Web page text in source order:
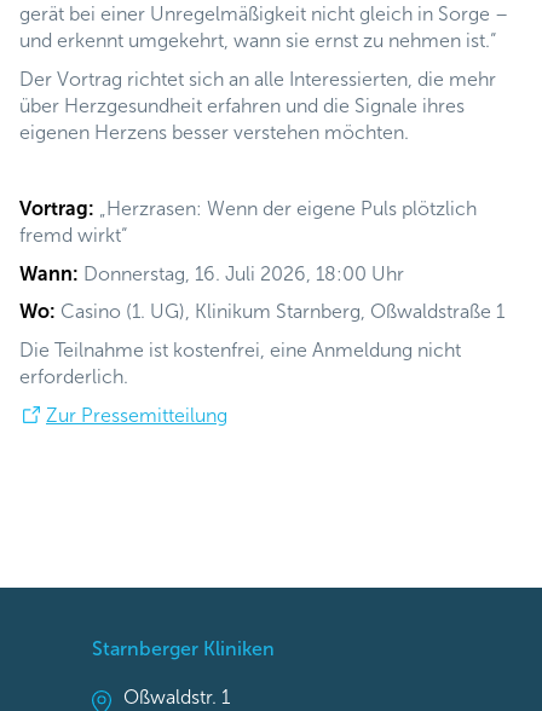
gerät bei einer Unregelmäßigkeit nicht gleich in Sorge –
und erkennt umgekehrt, wann sie ernst zu nehmen ist.“
Der Vortrag richtet sich an alle Interessierten, die mehr
über Herzgesundheit erfahren und die Signale ihres
eigenen Herzens besser verstehen möchten.
Vortrag: „Herzrasen: Wenn der eigene Puls plötzlich
fremd wirkt“
Wann: Donnerstag, 16. Juli 2026, 18:00 Uhr
Wo: Casino (1. UG), Klinikum Starnberg, Oßwaldstraße 1
Die Teilnahme ist kostenfrei, eine Anmeldung nicht
erforderlich.
Zur Pressemitteilung
Starnberger Kliniken
Oßwaldstr. 1